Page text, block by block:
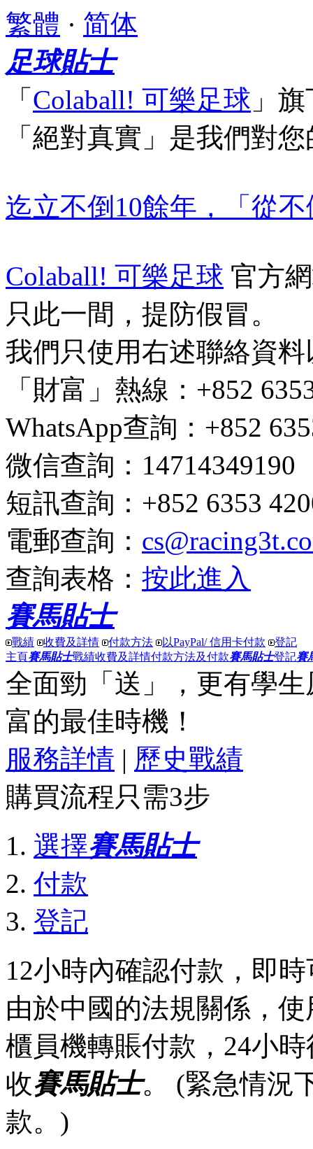
繁體 · 简体
足球貼士
「 Colaball! 可樂足球 」 旗
「絕對真實」 是我們對
迄立不倒10餘年，「從
Colaball! 可樂足球 官方
只此一間，提防假冒。
我們只使用右述聯絡資
「財富」熱線 ：+852
WhatsApp查詢 ：+852
微信查詢 ：14714349190
短訊查詢 ：+852 6353
電郵查詢 ：
查詢表格 ： 按此進入
賽馬貼士
戰績 收費及詳情 付款方法 以PayPal/ 信用卡付款
登記
主頁賽馬貼士戰績收費及詳情付款方法及付款賽馬貼士登記賽
全面勁「送」 ，更有學生
富的最佳時機！
服務詳情 | 歷史戰績
購買流程只需3步
選擇賽馬貼士
付款
登記
12小時內確認付款，即
由於中國的法規關係，
櫃員機轉賬付款，24小
收賽馬貼士。 (緊急情況
款。)